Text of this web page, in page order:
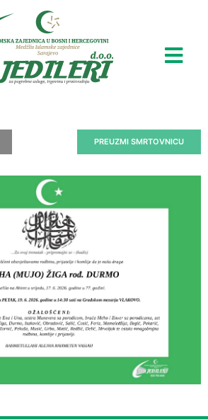
PREUZMI SMRTOVNICU